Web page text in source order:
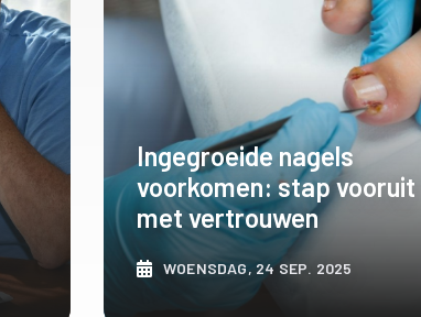
Ingegroeide nagels
voorkomen: stap vooruit
met vertrouwen
WOENSDAG, 24 SEP. 2025